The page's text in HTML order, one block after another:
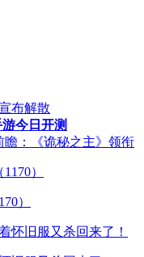
布解散
今日开测
瞻：《诡秘之主》领衔
）